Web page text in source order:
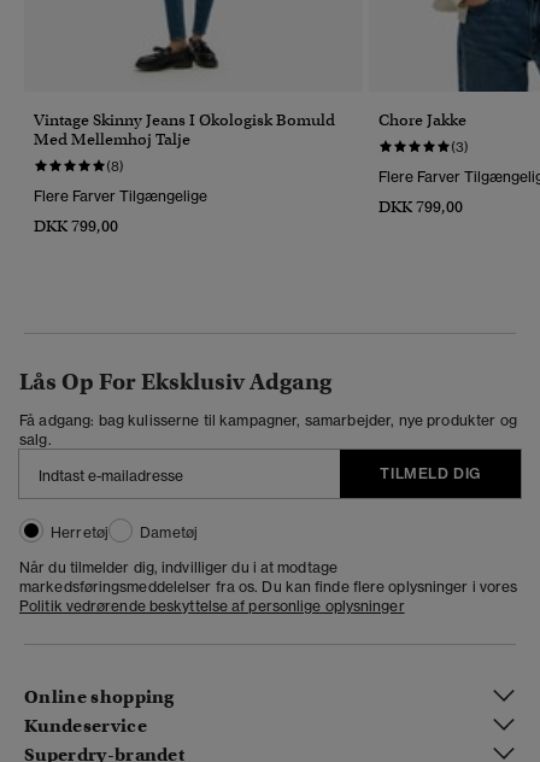
Vintage Skinny Jeans I Økologisk Bomuld
Med Mellemhøj Talje
(8)
Flere Farver Tilgængelige
DKK 799,00
Chore Jakke
(3)
Flere Farver
DKK 799,00
Lås Op For Eksklusiv Adgang
Få adgang: bag kulisserne til kampagner, samarbejder, nye produkter og
salg.
TILMELD DIG
Herretøj
Dametøj
Når du tilmelder dig, indvilliger du i at modtage
markedsføringsmeddelelser fra os. Du kan finde flere oplysninger i vores
Politik vedrørende beskyttelse af personlige oplysninger
Online shopping
Kundeservice
Superdry-brandet